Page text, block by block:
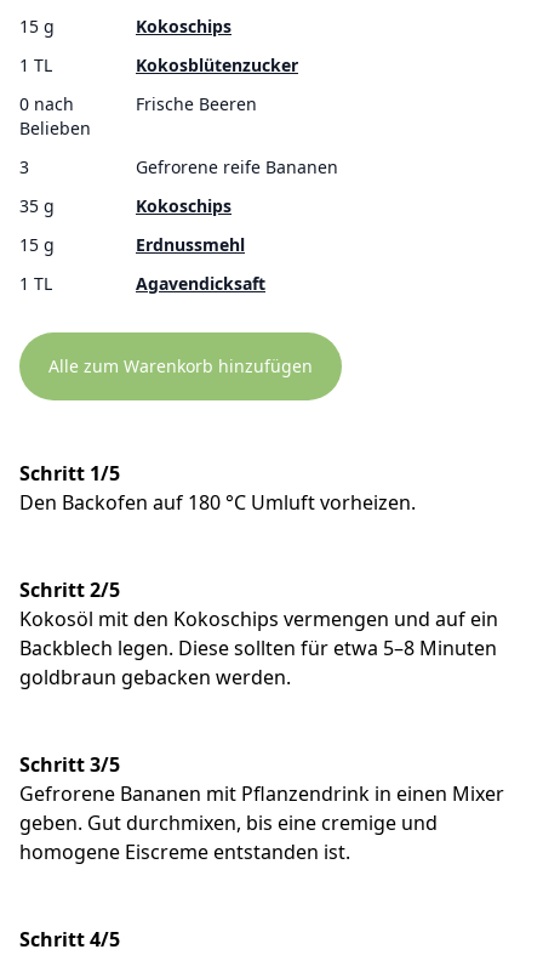
15 g
Kokoschips
1 TL
Kokosblütenzucker
0 nach
Belieben
Frische Beeren
3
Gefrorene reife Bananen
35 g
Kokoschips
15 g
Erdnussmehl
1 TL
Agavendicksaft
Alle zum Warenkorb hinzufügen
Schritt 1/5
Den Backofen auf 180 °C Umluft vorheizen.
Schritt 2/5
Kokosöl mit den Kokoschips vermengen und auf ein
Backblech legen. Diese sollten für etwa 5–8 Minuten
goldbraun gebacken werden.
Schritt 3/5
Gefrorene Bananen mit Pflanzendrink in einen Mixer
geben. Gut durchmixen, bis eine cremige und
homogene Eiscreme entstanden ist.
Schritt 4/5